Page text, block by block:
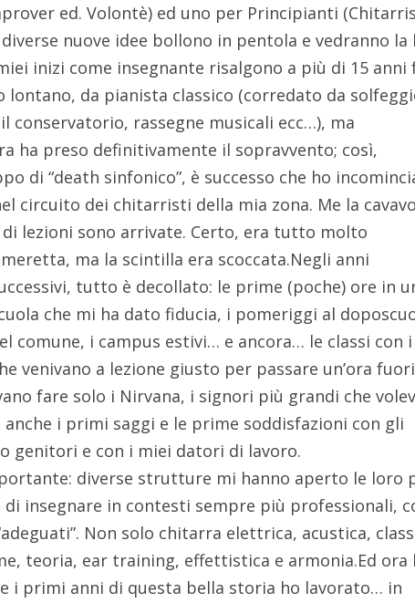
ed. Volontè) ed uno per Principianti
nuove idee bollono in pentola e vedranno la
inizi come insegnante risalgono a più di 15 anni
lontano, da pianista classico (corredato da
conservatorio, rassegne musicali ecc…), ma
ha preso definitivamente il sopravvento; così,
di “death sinfonico”, è successo che ho
circuito dei chitarristi della mia zona. Me la cavavo
lezioni sono arrivate. Certo, era tutto molto
ma la scintilla era scoccata.Negli anni
tutto è decollato: le prime (poche) ore in
che mi ha dato fiducia, i pomeriggi al
comune, i campus estivi… e ancora… le classi con i
venivano a lezione giusto per passare un’ora
fare solo i Nirvana, i signori più grandi che
i primi saggi e le prime soddisfazioni con gli
genitori e con i miei datori di lavoro.
diverse strutture mi hanno aperto le loro
insegnare in contesti sempre più professionali,
Non solo chitarra elettrica, acustica,
teoria, ear training, effettistica e armonia.Ed ora
i primi anni di questa bella storia ho lavorato… in